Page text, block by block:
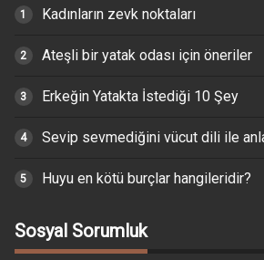
Kadınların zevk noktaları
Ateşli bir yatak odası için öneriler
Erkeğin Yatakta İstediği 10 Şey
Sevip sevmediğini vücut dili ile
Huyu en kötü burçlar hangileridir?
Sosyal Sorumluk